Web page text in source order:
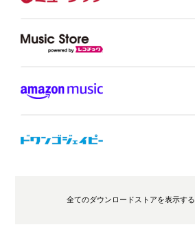
全てのダウンロードストアを表示する